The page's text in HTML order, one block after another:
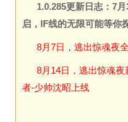
1.0.285更新日志： 7
启，IF线的无限可能等你
8月7日，逃出惊魂夜
8月14日，逃出惊魂夜
者-少帅沈昭上线